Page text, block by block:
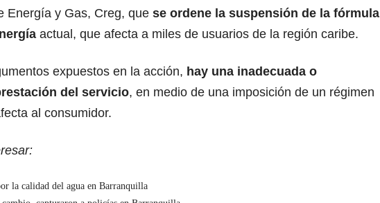
Energía y Gas, Creg, que se ordene la suspensión de la fórmula
actual, que afecta a miles de usuarios de la región caribe.
expuestos en la acción, hay una inadecuada o
del servicio, en medio de una imposición de un régimen
al consumidor.
la calidad del agua en Barranquilla